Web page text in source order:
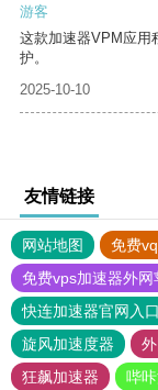
游客
这款加速器VPM应用
护。
2025-10-10
友情链接
网站地图 免费
免费vps加速器外网
快连加速器官网入口
旋风加速度器
狂飙加速器
哔